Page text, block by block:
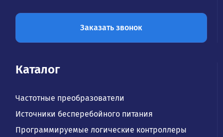
Заказать звонок
Каталог
Частотные преобразователи
Источники бесперебойного питания
Программируемые логические контроллеры